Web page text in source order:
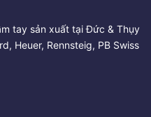
tay sản xuất tại Đức & Thụy
Heuer, Rennsteig, PB Swiss